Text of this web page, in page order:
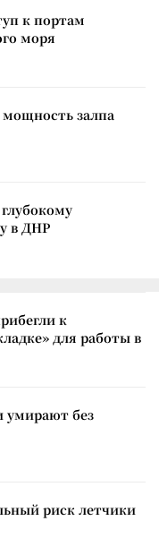
к портам
моря
залпа
в ДНР
к
для работы в
умирают без
риск летчики